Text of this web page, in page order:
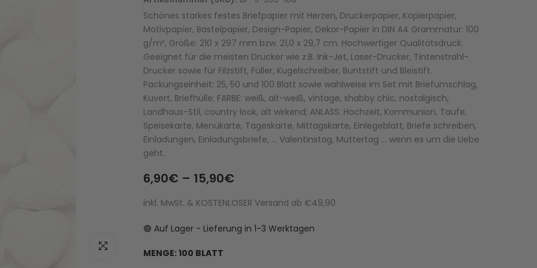
Zum Vergrößern klicken
Schönes starkes festes Briefpapier mit Herzen, Druckerpapier, Kopierpapier,
Motivpapier, Bastelpapier, Design-Papier, Dekor-Papier in DIN A4 Grammatur: 100
g/m², Größe: 210 x 297 mm bzw. 21,0 x 29,7 cm. Hochwertiger Qualitätsdruck.
Geeignet für die meisten Drucker wie z.B. Ink-Jet, Laser-Drucker, Tintenstrahl-
Drucker sowie für Filzstift, Füller, Kugelschreiber, Buntstift und Bleistift.
Packungseinheit: 25, 50 und 100 Blatt sowie wahlweise im Set mit Briefumschlag,
Kuvert, Briefhülle; FARBE: weiß, alt-weiß, vintage, shabby chic, nostalgisch,
Landhaus-Stil, country look, alt wirkend; ANLASS: Hochzeit, Kommunion, Taufe,
Speisekarte, Menükarte, Tageskarte, Mittagskarte, Einlegeblatt, Briefe schreiben,
Einladungen, Einladungsbriefe, … Valentinstag, Muttertag … wenn es um die Liebe
geht.
6,90€ – 15,90€
inkl. MwSt. & KOSTENLOSER Versand ab €49,90
🟢 Auf Lager - Lieferung in 1-3 Werktagen
MENGE:100 BLATT